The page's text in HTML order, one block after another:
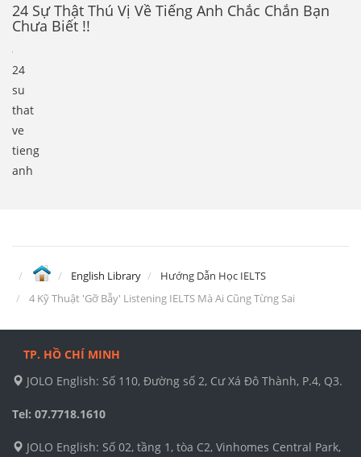
24 Sự Thật Thú Vị Về Tiếng Anh Chắc Chắn Bạn
Chưa Biết !!
24
su
that
ve
tieng
anh
English Library
Hướng Dẫn Học IELTS
4 Kỹ Thuật 'Gỡ Bẫy' Listening IELTS Mà Ai Cũng Từng Sai
TP. HỒ CHÍ MINH
JOLO English: Số 110, Đường số 2, Cư Xá Đô Thành, P.4, Q3.
Tel: 07.7718.1610
JOLO English: Số 02, tầng 1, tòa C2, Vinhomes Central Park,